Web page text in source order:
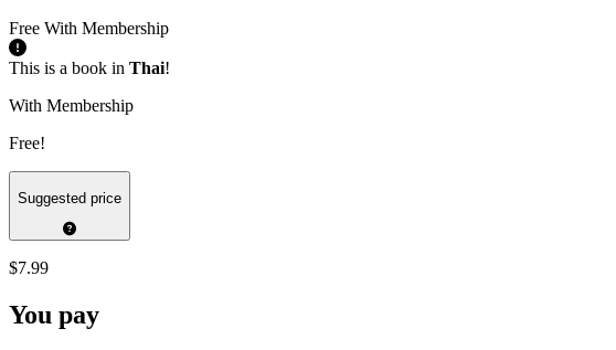
Free With Membership
This is a book in Thai!
With Membership
Free!
Suggested price
$7.99
You pay